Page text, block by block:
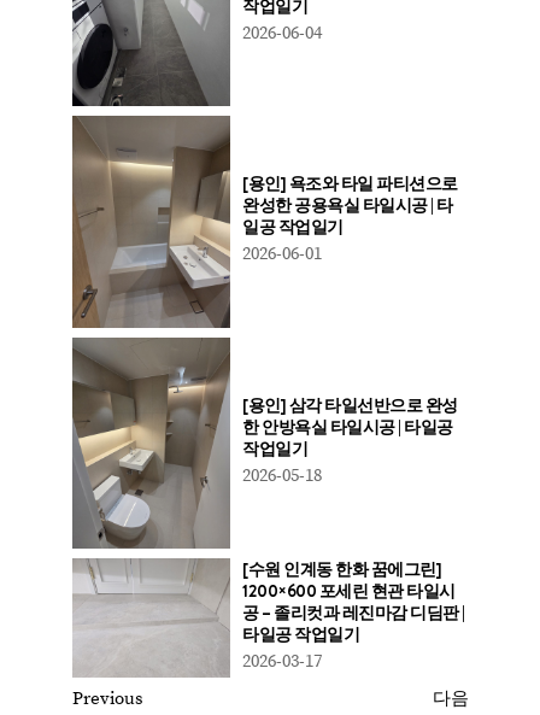
작업일기
2026-06-04
[용인] 욕조와 타일 파티션으로
완성한 공용욕실 타일시공 | 타
일공 작업일기
2026-06-01
[용인] 삼각 타일선반으로 완성
한 안방욕실 타일시공 | 타일공
작업일기
2026-05-18
[수원 인계동 한화 꿈에그린]
1200×600 포세린 현관 타일시
공 – 졸리컷과 레진마감 디딤판 |
타일공 작업일기
2026-03-17
Previous
다음